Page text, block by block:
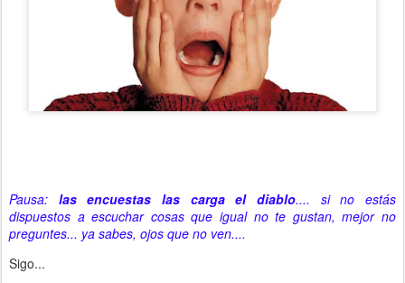
Pausa: las encuestas las carga el diablo.... si no estás
dispuestos a escuchar cosas que igual no te gustan, mejor no
preguntes... ya sabes, ojos que no ven....
Sigo...